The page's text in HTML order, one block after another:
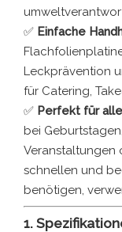
✅ Einfache
Leckprävention
für Catering,
✅ Perfekt für
bei
Veranstaltungen
schnellen und
benötigen,
1.